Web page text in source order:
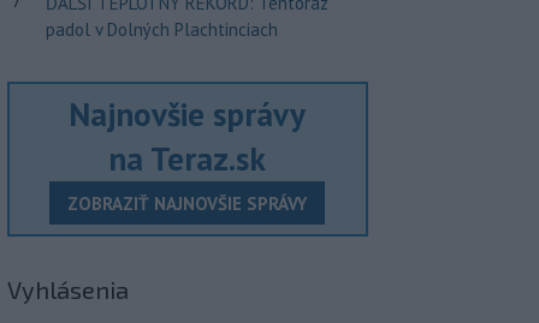
padol v Dolných Plachtinciach
Najnovšie správy
na Teraz.sk
ZOBRAZIŤ NAJNOVŠIE SPRÁVY
Vyhlásenia